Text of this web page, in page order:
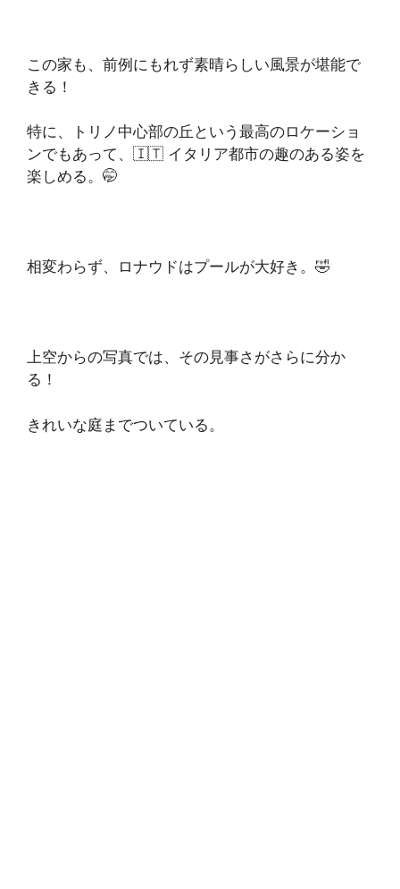
この家も、前例にもれず素晴らしい風景が堪能で
きる！
特に、トリノ中心部の丘という最高のロケーショ
ンでもあって、🇮🇹 イタリア都市の趣のある姿を
楽しめる。🤭
相変わらず、ロナウドはプールが大好き。🤣
上空からの写真では、その見事さがさらに分か
る！
きれいな庭までついている。